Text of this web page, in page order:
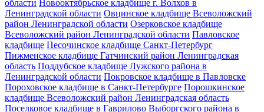
области Новооктябрьское кладбище г. Волхов в
Ленинградской области Овцинское кладбище Всеволожский
район Ленинградской области Озерковское кладбище
Всеволожский район Ленинградской области Павловское
кладбище Песочинское кладбище Санкт-Петербург
Пижменское кладбище Гатчинский район Ленинградская
область Поддубское кладбище Лужского района в
Ленинградской области Покровское кладбище в Павловске
Пороховское кладбище в Санкт-Петербурге Порошкинское
кладбище Всеволожский район Ленинградская область
Поселковое кладбище в Гаврилово Выборгского района в